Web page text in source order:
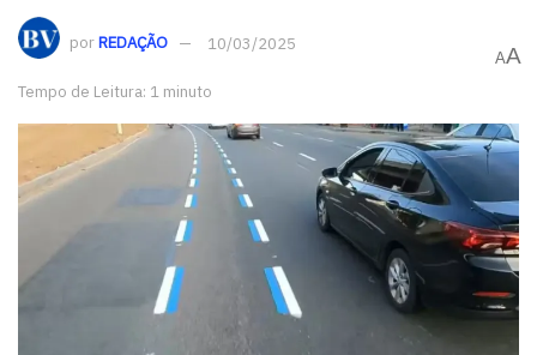
porREDAÇÃO 10/03/2025
Tempo de Leitura: 1 minuto
AA